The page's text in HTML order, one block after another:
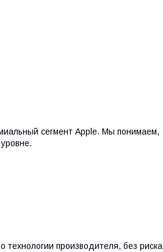
сегмент Apple. Мы понимаем,
производителя, без риска